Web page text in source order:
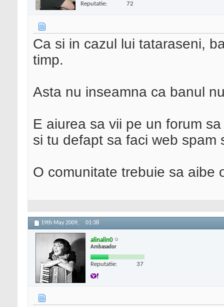
Reputatie: 72
Ca si in cazul lui tataraseni,
timp.
Asta nu inseamna ca banul
E aiurea sa vii pe un forum
si tu defapt sa faci web spam
O comunitate trebuie sa aibe
19th May 2009, 01:38
alinalin0
Ambasador
Reputatie: 37